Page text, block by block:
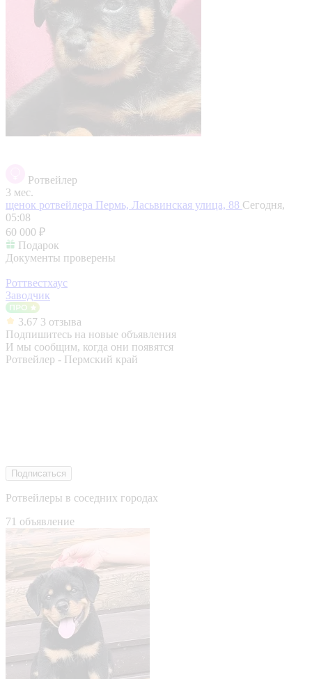
Ротвейлер
3 мес.
щенок ротвейлера Пермь, Ласьвинская улица, 88 Сегодня,
05:08
60 000 ₽
Подарок
Документы проверены
Роттвестхаус
Заводчик
3.67 3 отзыва
Подпишитесь на новые объявления
И мы сообщим, когда они появятся
Ротвейлер - Пермский край
Подписаться
Ротвейлеры в соседних городах
71 объявление